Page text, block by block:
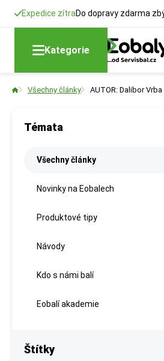
Expedice zítraDo dopravy zdarma
Kategorie
Všechny články AUTOR: Dalibor Vrba
Témata
Všechny články
Novinky na Eobalech
Produktové tipy
Návody
Kdo s námi balí
Eobalí akademie
Štítky